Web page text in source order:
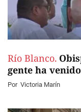
Río Blanco.
gente ha
Por Victoria Marín